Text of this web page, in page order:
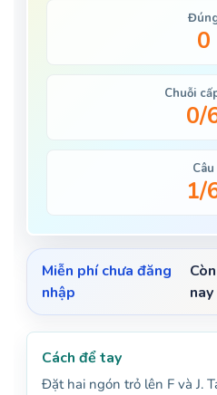
0
Chuỗi
0/
Câu
1/
Miễn phí chưa đăng
nhập
nay
Cách để tay
Đặt hai ngón trỏ lên F và J.